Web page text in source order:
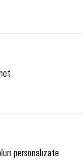
personalizate